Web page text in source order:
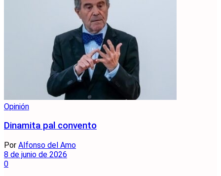
Opinión
Dinamita pal convento
Por Alfonso del Amo
8 de junio de 2026
0